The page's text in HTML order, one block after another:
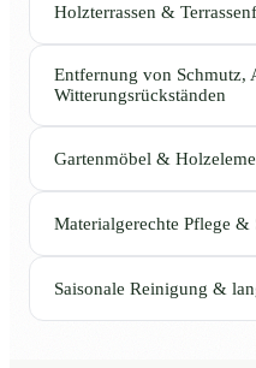
Holzterrassen &
Entfernung von Schmutz,
Witterungsrückständen
Gartenmöbel &
Materialgerechte Pflege
Saisonale Reinigung &